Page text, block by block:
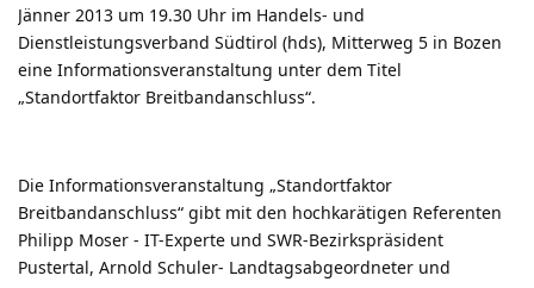
Jänner 2013 um 19.30 Uhr im Handels- und
Dienstleistungsverband Südtirol (hds), Mitterweg 5 in Bozen
eine Informationsveranstaltung unter dem Titel
„Standortfaktor Breitbandanschluss“.
Die Informationsveranstaltung „Standortfaktor
Breitbandanschluss“ gibt mit den hochkarätigen Referenten
Philipp Moser - IT-Experte und SWR-Bezirkspräsident
Pustertal, Arnold Schuler- Landtagsabgeordneter und